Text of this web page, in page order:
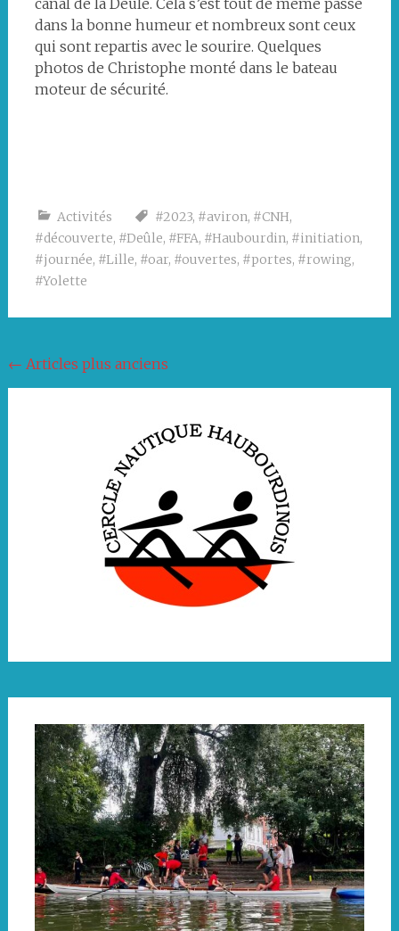
dans la bonne humeur et nombreux sont ceux
qui sont repartis avec le sourire. Quelques
photos de Christophe monté dans le bateau
moteur de sécurité.
Activités #2023, #aviron, #CNH,
#découverte, #Deûle, #FFA, #Haubourdin, #initiation,
#journée, #Lille, #oar, #ouvertes, #portes, #rowing,
#Yolette
Navigation
au
← Articles plus anciens